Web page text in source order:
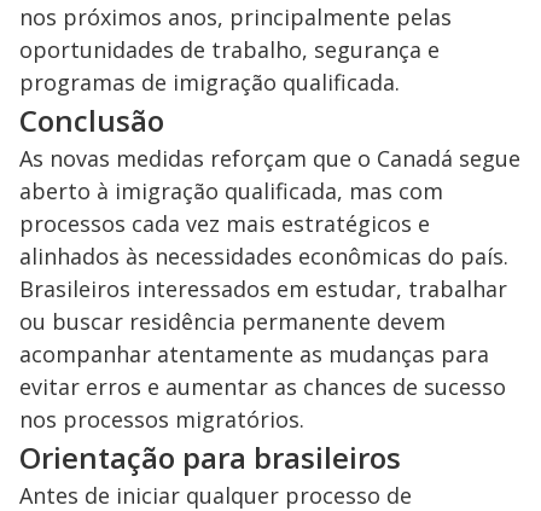
nos próximos anos, principalmente pelas
oportunidades de trabalho, segurança e
programas de imigração qualificada.
Conclusão
As novas medidas reforçam que o Canadá segue
aberto à imigração qualificada, mas com
processos cada vez mais estratégicos e
alinhados às necessidades econômicas do país.
Brasileiros interessados em estudar, trabalhar
ou buscar residência permanente devem
acompanhar atentamente as mudanças para
evitar erros e aumentar as chances de sucesso
nos processos migratórios.
Orientação para brasileiros
Antes de iniciar qualquer processo de